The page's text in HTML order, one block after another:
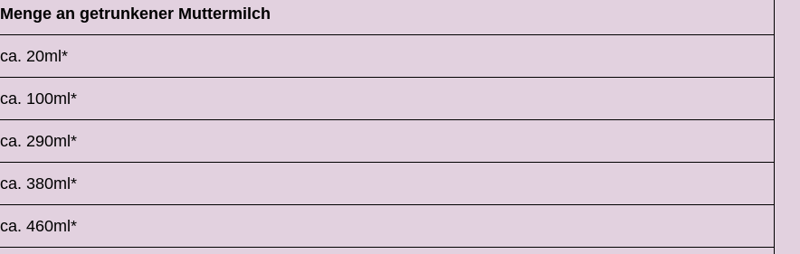
Menge an getrunkener Muttermilch
ca. 20ml*
ca. 100ml*
ca. 290ml*
ca. 380ml*
ca. 460ml*